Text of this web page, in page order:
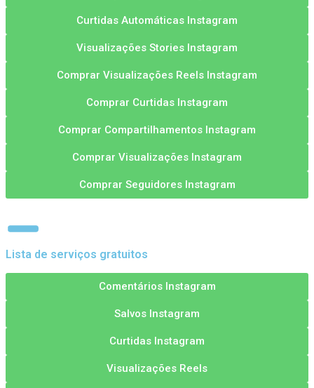
Curtidas Automáticas Instagram
Visualizações Stories Instagram
Comprar Visualizações Reels Instagram
Comprar Curtidas Instagram
Comprar Compartilhamentos Instagram
Comprar Visualizações Instagram
Comprar Seguidores Instagram
Lista de serviços gratuitos
Comentários Instagram
Salvos Instagram
Curtidas Instagram
Visualizações Reels